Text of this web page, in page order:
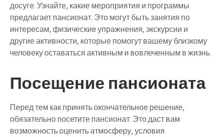
досуге. Узнайте, какие мероприятия и программы
предлагает пансионат. Это могут быть занятия по
интересам, физические упражнения, экскурсии и
другие активности, которые помогут вашему близкому
человеку оставаться активным и вовлеченным в жизнь.
Посещение пансионата
Перед тем как принять окончательное решение,
обязательно посетите пансионат. Это даст вам
возможность оценить атмосферу, условия